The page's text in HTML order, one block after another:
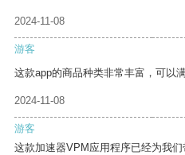
2024-11-08
游客
这款app的商品种类非常丰富，可以
2024-11-08
游客
这款加速器VPM应用程序已经为我